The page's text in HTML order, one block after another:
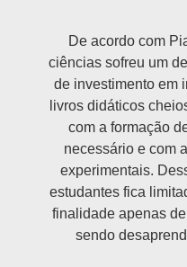
De acordo com
ciências sofreu um
de investimento em
livros didáticos
com a formação
necessário e com
experimentais.
estudantes fica
finalidade apenas
sendo